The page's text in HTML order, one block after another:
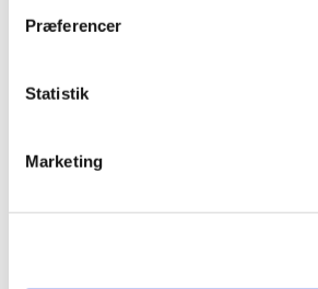
Præferencer
Statistik
Marketing
Besked